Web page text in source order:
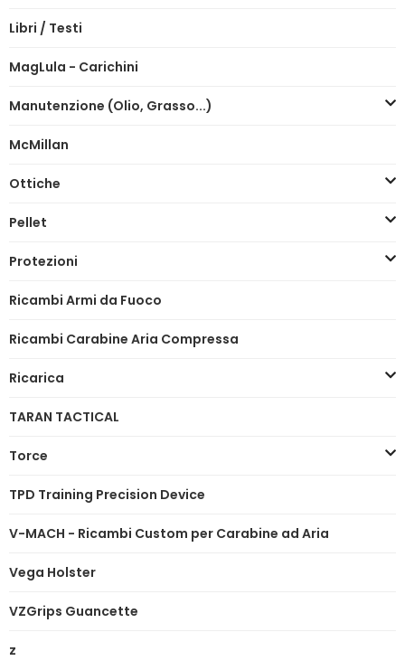
Libri / Testi
MagLula - Carichini
Manutenzione (Olio, Grasso...)
McMillan
Ottiche
Pellet
Protezioni
Ricambi Armi da Fuoco
Ricambi Carabine Aria Compressa
Ricarica
TARAN TACTICAL
Torce
TPD Training Precision Device
V-MACH - Ricambi Custom per Carabine ad Aria
Vega Holster
VZGrips Guancette
z